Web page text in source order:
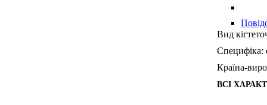
Вид
Специфіка:
Країна-
ВСІ